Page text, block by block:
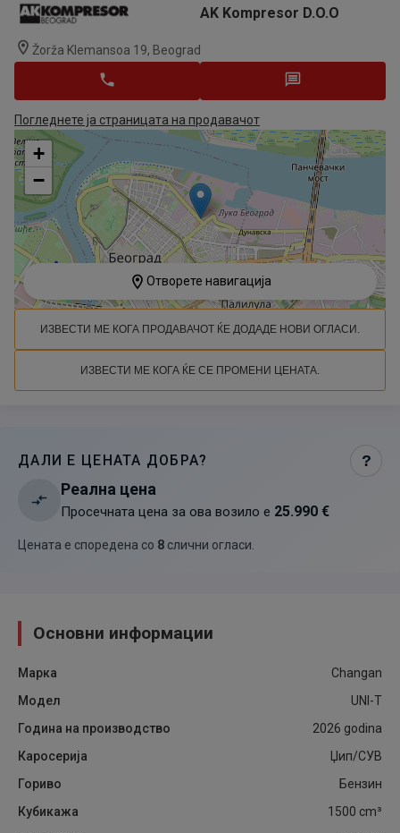
AK Kompresor D.o.o
Žorža Klemansoa 19, Beograd
Погледнете ја страницата на продавачот
+
−
Отворете навигација
ИЗВЕСТИ МЕ КОГА ПРОДАВАЧОТ ЌЕ ДОДАДЕ НОВИ ОГЛАСИ.
ИЗВЕСТИ МЕ КОГА ЌЕ СЕ ПРОМЕНИ ЦЕНАТА.
ДАЛИ Е ЦЕНАТА ДОБРА? ?
Реална цена
Просечната цена за ова возило е 25.990 €
Цената е споредена со 8 слични огласи
Основни информации
Марка
Changan
Модел
UNI-T
Година на производство
2026 godina
Каросерија
Џип/СУВ
Гориво
Бензин
Кубикажа
1500 cm³